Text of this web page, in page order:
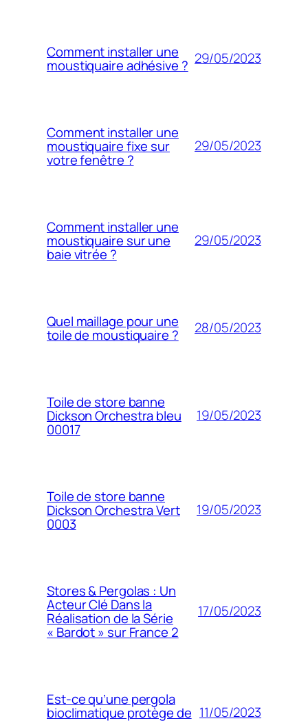
Comment installer une
moustiquaire adhésive ? 29/05/2023
Comment installer une
moustiquaire fixe sur
votre fenêtre ?
29/05/2023
Comment installer une
moustiquaire sur une
baie vitrée ?
29/05/2023
Quel maillage pour une
toile de moustiquaire ? 28/05/2023
Toile de store banne
Dickson Orchestra bleu
00017
19/05/2023
Toile de store banne
Dickson Orchestra Vert
0003
19/05/2023
Stores & Pergolas : Un
Acteur Clé Dans la
Réalisation de la Série
« Bardot » sur France 2
17/05/2023
Est-ce qu’une pergola
bioclimatique protège de 11/05/2023